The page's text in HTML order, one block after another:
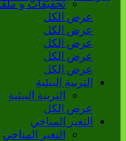
تحقيقات و
عرض الكل
عرض الكل
عرض الكل
عرض الكل
عرض الكل
التربية البيئية
التربية البيئية
عرض الكل
التغير المناخي
التغير المناخي